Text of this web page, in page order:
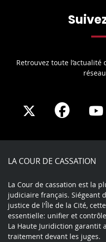
Retrouvez toute
Share
X
Share
Facebook
LA COUR DE CASSATION
La Cour de cassation est la
judiciaire français. Siégeant
justice de l'Île de la Cité,
essentielle: unifier et
La Haute Juridiction garantit
traitement devant les juges.